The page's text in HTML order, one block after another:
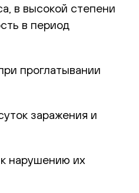
в высокой степени
в период
проглатывании
заражения и
нарушению их